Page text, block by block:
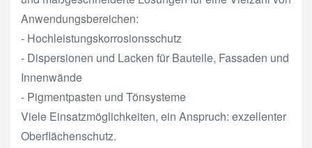
Anwendungsbereichen:
- Hochleistungskorrosionsschutz
- Dispersionen und Lacken für Bauteile, Fassaden und
Innenwände
- Pigmentpasten und Tönsysteme
Viele Einsatzmöglichkeiten, ein Anspruch: exzellenter
Oberflächenschutz.